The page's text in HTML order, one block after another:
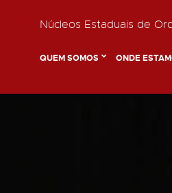
Núcleos Estaduais de
QUEM SOMOS ONDE